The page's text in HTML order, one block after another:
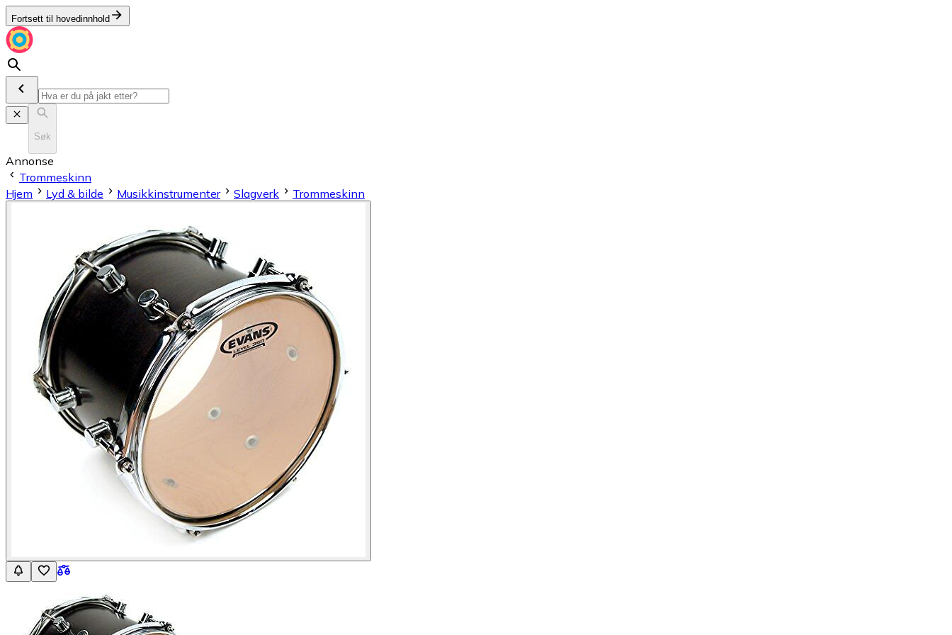
Fortsett til hovedinnhold
Søk
Annonse
Trommeskinn
Hjem
Lyd & bilde Musikkinstrumenter Slagverk Trommeskinn